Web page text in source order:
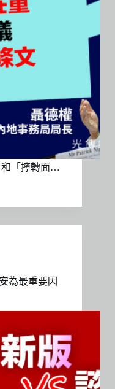
和「擰轉面…
為最重要因